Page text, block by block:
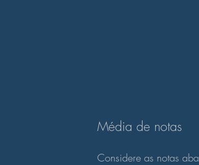
Média de notas
Considere as notas